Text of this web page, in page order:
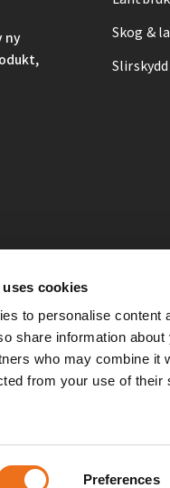
cookies
to personalise content
share information
who may combine it
from your use of their
Preferences
ny
Skog &
Slirskydd